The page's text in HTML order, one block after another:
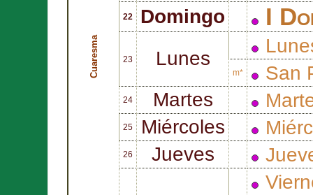
Cuaresma
22 Domingo I
23 Lunes
m* San
24 Martes
25 Miércoles
26 Jueves